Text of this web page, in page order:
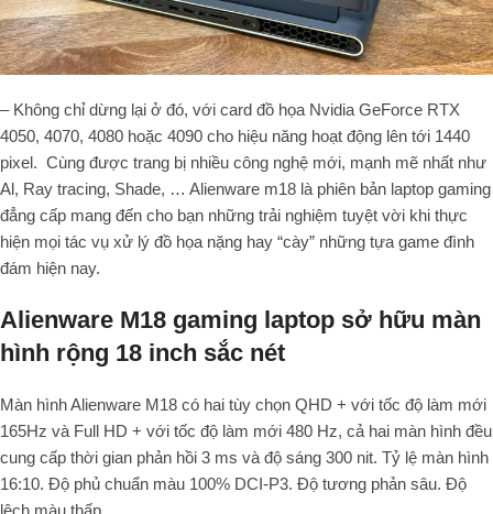
– Không chỉ dừng lại ở đó, với card đồ họa Nvidia GeForce RTX
4050, 4070, 4080 hoặc 4090 cho hiệu năng hoạt động lên tới 1440
pixel. Cùng được trang bị nhiều công nghệ mới, mạnh mẽ nhất như
Al, Ray tracing, Shade, … Alienware m18 là phiên bản laptop gaming
đẳng cấp mang đến cho bạn những trải nghiệm tuyệt vời khi thực
hiện mọi tác vụ xử lý đồ họa nặng hay “cày” những tựa game đình
đám hiện nay.
Alienware M18 gaming laptop sở hữu màn
hình rộng 18 inch sắc nét
Màn hình Alienware M18 có hai tùy chọn QHD + với tốc độ làm mới
165Hz và Full HD + với tốc độ làm mới 480 Hz, cả hai màn hình đều
cung cấp thời gian phản hồi 3 ms và độ sáng 300 nit. Tỷ lệ màn hình
16:10. Độ phủ chuẩn màu 100% DCI-P3. Độ tương phản sâu. Độ